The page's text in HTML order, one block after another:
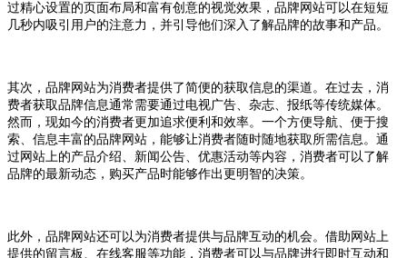
过精心设置的页面布局和富有创意的视觉效果，品牌网站可以在短短
几秒内吸引用户的注意力，并引导他们深入了解品牌的故事和产品。
其次，品牌网站为消费者提供了简便的获取信息的渠道。在过去，消
费者获取品牌信息通常需要通过电视广告、杂志、报纸等传统媒体。
然而，现如今的消费者更加追求便利和效率。一个方便导航、便于搜
索、信息丰富的品牌网站，能够让消费者随时随地获取所需信息。通
过网站上的产品介绍、新闻公告、优惠活动等内容，消费者可以了解
品牌的最新动态，购买产品时能够作出更明智的决策。
此外，品牌网站还可以为消费者提供与品牌互动的机会。借助网站上
提供的留言板、在线客服等功能，消费者可以与品牌进行即时互动和